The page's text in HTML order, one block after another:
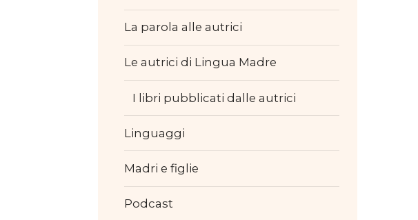
La parola alle autrici
Le autrici di Lingua Madre
I libri pubblicati dalle autrici
Linguaggi
Madri e figlie
Podcast